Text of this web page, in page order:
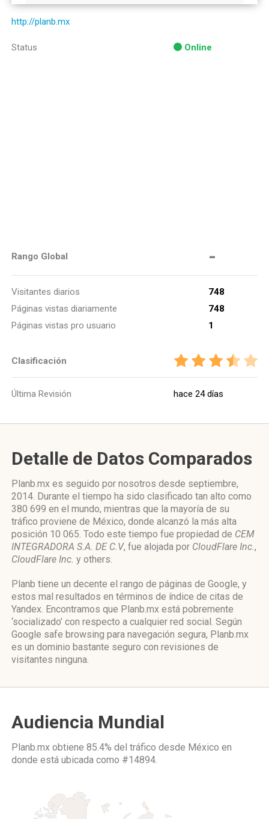
http://planb.mx
Status Online
Rango Global -
Visitantes diarios
748
Páginas vistas diariamente
748
Páginas vistas pro usuario
1
Clasificación
Última Revisión hace 24 días
Detalle de Datos Comparados
Planb.mx es seguido por nosotros desde septiembre,
2014. Durante el tiempo ha sido clasificado tan alto como
380 699 en el mundo, mientras que la mayoría de su
tráfico proviene de México, donde alcanzó la más alta
posición 10 065. Todo este tiempo fue propiedad de CEM
INTEGRADORA S.A. DE C.V, fue alojada por CloudFlare Inc.,
CloudFlare Inc. y others.
Planb tiene un decente el rango de páginas de Google, y
estos mal resultados en términos de índice de citas de
Yandex. Encontramos que Planb.mx está pobremente
‘socializado’ con respecto a cualquier red social. Según
Google safe browsing para navegación segura, Planb.mx
es un dominio bastante seguro con revisiones de
visitantes ninguna.
Audiencia Mundial
Planb.mx obtiene 85.4% del tráfico desde México en
donde está ubicada como #14894.